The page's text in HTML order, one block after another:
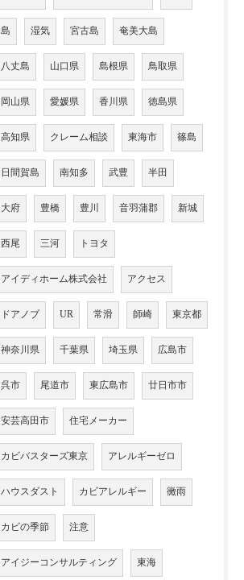
島 湿気 宮古島 奄美大島
八丈島 山口県 島根県 鳥取県
岡山県 愛媛県 香川県 徳島県
高知県 クレーム相談 東海市 篠島
日間賀島 南知多 武豊 半田
大府 豊橋 豊川 音羽蒲郡 新城
西尾 三河 トヨタ
アイディホーム株式会社 アクセス
ドアノブ UR 常滑 師崎 東京都
神奈川県 千葉県 埼玉県 広島市
呉市 尾道市 東広島市 廿日市市
安芸高田市 住宅メーカー
カビバスターズ東京 アレルギーゼロ
ハウスダスト カビアレルギー 黴雨
カビの季節 注意
アイジーコンサルティング 東海